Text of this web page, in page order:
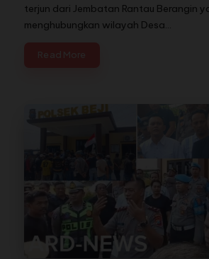
terjun dari Jembatan Rantau Berangin
menghubungkan wilayah Desa…